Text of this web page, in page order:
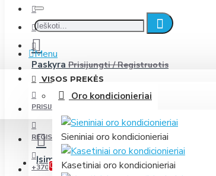
Paskyra Prisijungti / Registruotis
Įsimintini Jūsų prekių sąrašas
0
Menu
VISOS PREKĖS
Oro kondicionieriai
Sieniniai oro kondicionieriai
Kasetiniai oro kondicionieriai
PRISIJUNGTI
REGISTRUOTIS
+370 631 61866